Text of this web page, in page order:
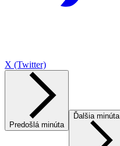
X (Twitter)
Predošlá minúta
Ďalšia minúta